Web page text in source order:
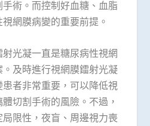
術。而控制好血糖、血脂
網膜病變的重要前提。
光凝一直是糖尿病性視網
及時進行視網膜鐳射光凝
者非常重要，可以降低視
切割手術的風險。不過，
限性，夜盲、周邊視力喪